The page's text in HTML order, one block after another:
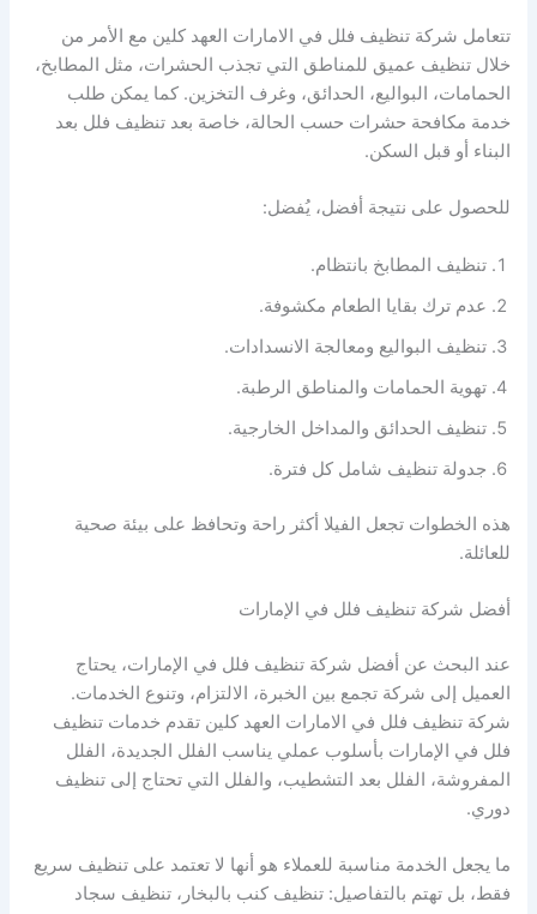
تتعامل شركة تنظيف فلل في الامارات العهد كلين مع الأمر من
خلال تنظيف عميق للمناطق التي تجذب الحشرات، مثل المطابخ،
الحمامات، البواليع، الحدائق، وغرف التخزين. كما يمكن طلب
خدمة مكافحة حشرات حسب الحالة، خاصة بعد تنظيف فلل بعد
البناء أو قبل السكن.
للحصول على نتيجة أفضل، يُفضل:
تنظيف المطابخ بانتظام.
عدم ترك بقايا الطعام مكشوفة.
تنظيف البواليع ومعالجة الانسدادات.
تهوية الحمامات والمناطق الرطبة.
تنظيف الحدائق والمداخل الخارجية.
جدولة تنظيف شامل كل فترة.
هذه الخطوات تجعل الفيلا أكثر راحة وتحافظ على بيئة صحية
للعائلة.
أفضل شركة تنظيف فلل في الإمارات
عند البحث عن أفضل شركة تنظيف فلل في الإمارات، يحتاج
العميل إلى شركة تجمع بين الخبرة، الالتزام، وتنوع الخدمات.
شركة تنظيف فلل في الامارات العهد كلين تقدم خدمات تنظيف
فلل في الإمارات بأسلوب عملي يناسب الفلل الجديدة، الفلل
المفروشة، الفلل بعد التشطيب، والفلل التي تحتاج إلى تنظيف
دوري.
ما يجعل الخدمة مناسبة للعملاء هو أنها لا تعتمد على تنظيف سريع
فقط، بل تهتم بالتفاصيل: تنظيف كنب بالبخار، تنظيف سجاد